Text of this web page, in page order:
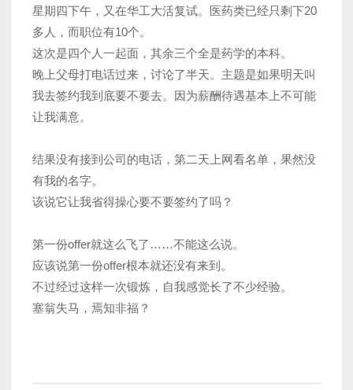
星期四下午，又在华工大活复试。医药类已经只剩下20
多人，而职位有10个。
这次是四个人一起面，其余三个全是药学的本科。
晚上父母打电话过来，讨论了半天。主题是如果明天叫
我去签约我到底要不要去。因为薪酬待遇基本上不可能
让我满意。
结果没有接到公司的电话，第二天上网看名单，果然没
有我的名字。
该说它让我省得操心要不要签约了吗？
第一份offer就这么飞了……不能这么说。
应该说第一份offer根本就还没有来到。
不过经过这样一次锻炼，自我感觉长了不少经验。
塞翁失马，焉知非福？